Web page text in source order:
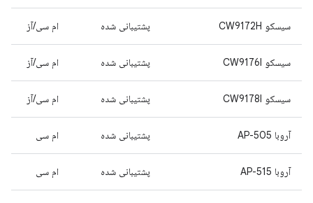
سیسکو CW9172H پشتیبانی شده ام سی/آز
سیسکو CW9176I پشتیبانی شده ام سی/آز
سیسکو CW9178I پشتیبانی شده ام سی/آز
آروبا AP-505 پشتیبانی شده ام سی
آروبا AP-515 پشتیبانی شده ام سی